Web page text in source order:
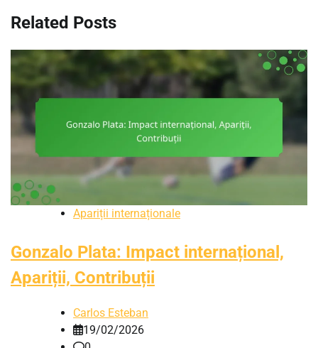
Related Posts
Apariții internaționale
Gonzalo Plata: Impact internațional,
Apariții, Contribuții
Carlos Esteban
19/02/2026